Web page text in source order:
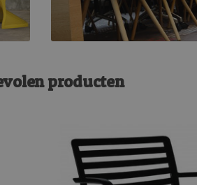
producten